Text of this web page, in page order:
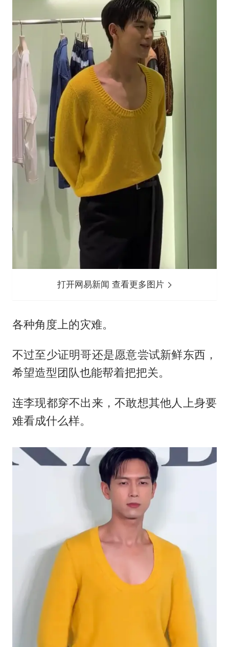
打开网易新闻 查看更多图片
各种角度上的灾难。
不过至少证明哥还是愿意尝试新鲜东西，
希望造型团队也能帮着把把关。
连李现都穿不出来，不敢想其他人上身要
难看成什么样。